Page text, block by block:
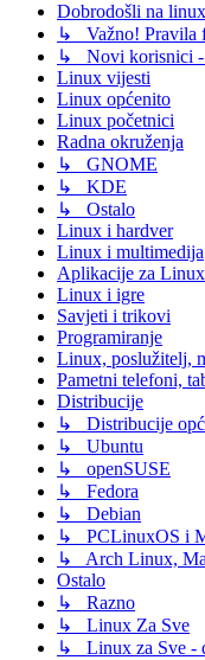
Dobrodošli na
↳ Važno! Pravila
↳ Novi korisnici -
Linux vijesti
Linux općenito
Linux početnici
Radna okruženja
↳ GNOME
↳ KDE
↳ Ostalo
Linux i hardver
Linux i multimedija
Aplikacije za Linux
Linux i igre
Savjeti i trikovi
Programiranje
Linux, poslužitelj,
Pametni telefoni,
Distribucije
↳ Distribucije
↳ Ubuntu
↳ openSUSE
↳ Fedora
↳ Debian
↳ PCLinuxOS i
↳ Arch Linux,
Ostalo
↳ Razno
↳ Linux Za Sve
↳ Linux za Sve -